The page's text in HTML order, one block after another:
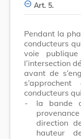
Art. 5.
Pendant la
conducteurs
voie
l’intersection
avant de
conducteurs
-
la bande
direction
hauteur